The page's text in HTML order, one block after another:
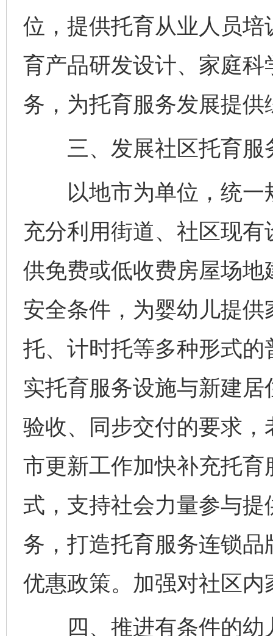
位，提供托育从业人员
育产品研发设计、家庭
务，为托育服务发展提供
三、发展社区托育服
以地市为单位，统一
充分利用街道、社区现
供免费或低收费房屋场
安全条件，为婴幼儿提
托、计时托等多种形式
实托育服务设施与新建
验收、同步交付的要求
市更新工作加快补充托
式，支持社会力量参与
务，打造托育服务连锁
优惠政策。加强对社区
四、推进有条件的幼